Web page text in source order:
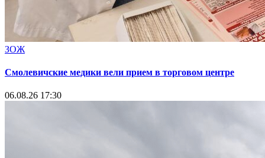
ЗОЖ
Смолевичские медики вели прием в торговом центре
06.08.26 17:30